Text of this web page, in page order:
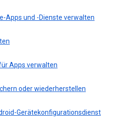
Apps und -Dienste verwalten
Apps verwalten
oder wiederherstellen
Gerätekonfigurationsdienst